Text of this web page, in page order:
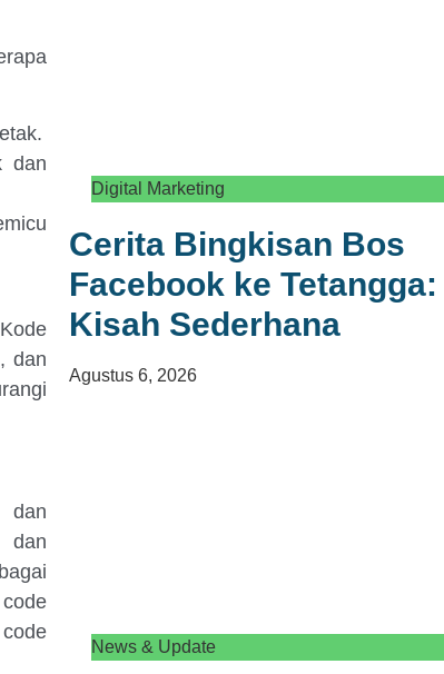
dan
dan
Digital Marketing
Cerita Bingkisan Bos
Facebook ke Tetangga:
Kisah Sederhana
Agustus 6, 2026
News & Update